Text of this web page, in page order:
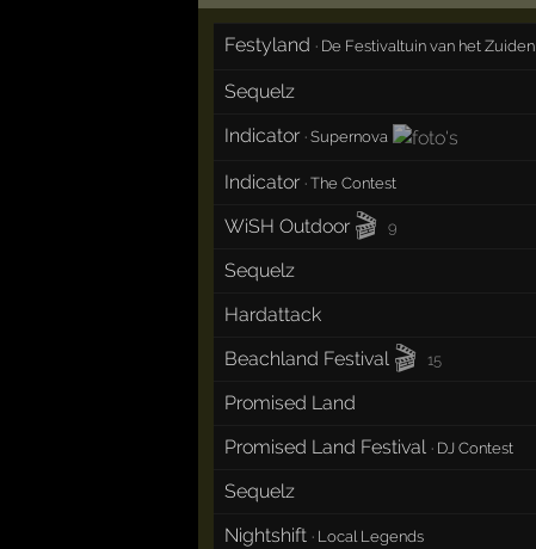
Festyland · De Festivaltuin van het Zuiden
Sequelz
Indicator ·Supernova
Indicator ·The Contest
WiSH Outdoor 🎬 9
Sequelz
Hardattack
Beachland Festival 🎬 15
Promised Land
Promised Land Festival · DJ Contest
Sequelz
Nightshift · Local Legends